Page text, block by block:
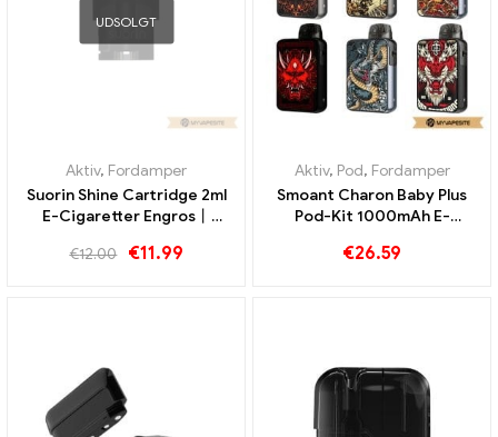
UDSOLGT
Aktiv, Fordamper
Suorin Shine Cartridge 2ml
E-Cigaretter Engros丨
€12.00 €11.99
Aktiv, Pod, Fordamper
Smoant Charon Baby Plus
Pod-Kit 1000mAh E-
Custom
€26.59